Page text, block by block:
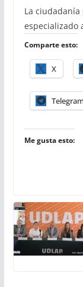
La
especializado
Comparte esto:
X
Me gusta esto: